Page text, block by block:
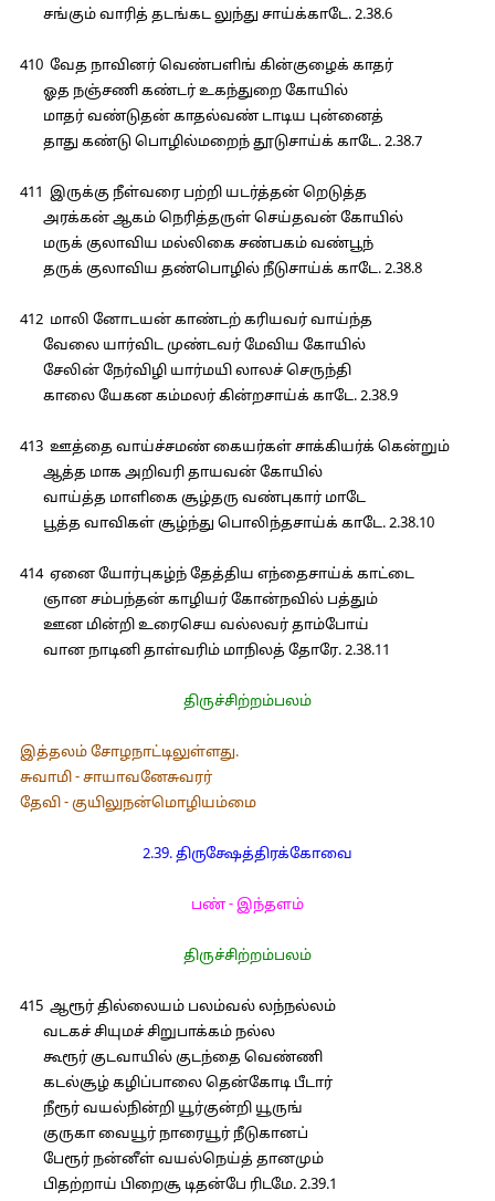
சங்கும் வாரித் தடங்கட லுந்து சாய்க்காடே. 2.38.6
410 வேத நாவினர் வெண்பளிங் கின்குழைக் காதர்
ஓத நஞ்சணி கண்டர் உகந்துறை கோயில்
மாதர் வண்டுதன் காதல்வண் டாடிய புன்னைத்
தாது கண்டு பொழில்மறைந் தூடுசாய்க் காடே. 2.38.7
411 இருக்கு நீள்வரை பற்றி யடர்த்தன் றெடுத்த
அரக்கன் ஆகம் நெரித்தருள் செய்தவன் கோயில்
மருக் குலாவிய மல்லிகை சண்பகம் வண்பூந்
தருக் குலாவிய தண்பொழில் நீடுசாய்க் காடே. 2.38.8
412 மாலி னோடயன் காண்டற் கரியவர் வாய்ந்த
வேலை யார்விட முண்டவர் மேவிய கோயில்
சேலின் நேர்விழி யார்மயி லாலச் செருந்தி
காலை யேகன கம்மலர் கின்றசாய்க் காடே. 2.38.9
413 ஊத்தை வாய்ச்சமண் கையர்கள் சாக்கியர்க் கென்றும்
ஆத்த மாக அறிவரி தாயவன் கோயில்
வாய்த்த மாளிகை சூழ்தரு வண்புகார் மாடே
பூத்த வாவிகள் சூழ்ந்து பொலிந்தசாய்க் காடே. 2.38.10
414 ஏனை யோர்புகழ்ந் தேத்திய எந்தைசாய்க் காட்டை
ஞான சம்பந்தன் காழியர் கோன்நவில் பத்தும்
ஊன மின்றி உரைசெய வல்லவர் தாம்போய்
வான நாடினி தாள்வரிம் மாநிலத் தோரே. 2.38.11
திருச்சிற்றம்பலம்
இத்தலம் சோழநாட்டிலுள்ளது.
சுவாமி - சாயாவனேசுவரர்
தேவி - குயிலுநன்மொழியம்மை
2.39. திருக்ஷேத்திரக்கோவை
பண் - இந்தளம்
திருச்சிற்றம்பலம்
415 ஆரூர் தில்லையம் பலம்வல் லந்நல்லம்
வடகச் சியுமச் சிறுபாக்கம் நல்ல
கூரூர் குடவாயில் குடந்தை வெண்ணி
கடல்சூழ் கழிப்பாலை தென்கோடி பீடார்
நீரூர் வயல்நின்றி யூர்குன்றி யூருங்
குருகா வையூர் நாரையூர் நீடுகானப்
பேரூர் நன்னீள் வயல்நெய்த் தானமும்
பிதற்றாய் பிறைசூ டிதன்பே ரிடமே. 2.39.1